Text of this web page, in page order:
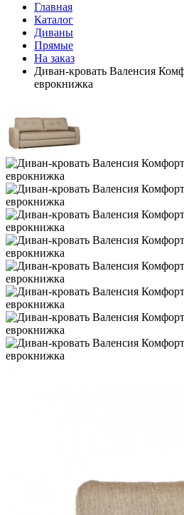
Главная
Каталог
Диваны
Прямые
На заказ
Диван-кровать Валенсия
еврокнижка